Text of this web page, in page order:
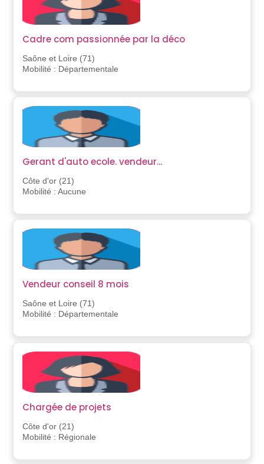
Cadre com passionnée par la déco
Saône et Loire (71)
Mobilité : Départementale
Gerant d'auto ecole. vendeur...
Côte d'or (21)
Mobilité : Aucune
Vendeur conseil 8 mois
Saône et Loire (71)
Mobilité : Départementale
Chargée de projets
Côte d'or (21)
Mobilité : Régionale